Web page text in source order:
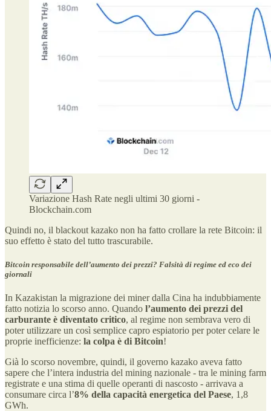
Variazione Hash Rate negli ultimi 30 giorni -
Blockchain.com
Quindi no, il blackout kazako non ha fatto crollare la rete Bitcoin: il
suo effetto è stato del tutto trascurabile.
Bitcoin responsabile dell’aumento dei prezzi? Falsità di regime ed eco dei
giornali
In Kazakistan la migrazione dei miner dalla Cina ha indubbiamente
fatto notizia lo scorso anno. Quando l’aumento dei prezzi del
carburante è diventato critico, al regime non sembrava vero di
poter utilizzare un così semplice capro espiatorio per poter celare le
proprie inefficienze: la colpa è di Bitcoin!
Già lo scorso novembre, quindi, il governo kazako aveva fatto
sapere che l’intera industria del mining nazionale - tra le mining farm
registrate e una stima di quelle operanti di nascosto - arrivava a
consumare circa l’8% della capacità energetica del Paese, 1,8
GWh.